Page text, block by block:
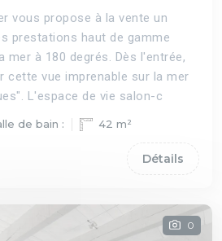
vous propose à la vente un
prestations haut de gamme
mer à 180 degrés. Dès l'entrée,
cette vue imprenable sur la mer
L'espace de vie salon-c
de bain : 42 m²
Détails
0